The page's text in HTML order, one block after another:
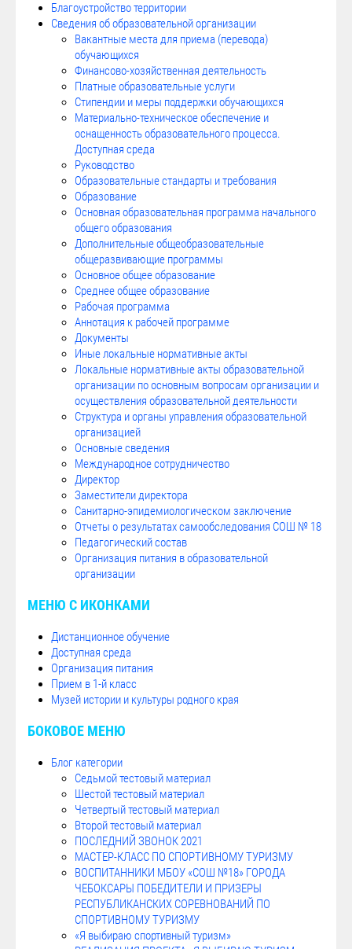
Благоустройство территории
Сведения об образовательной организации
Вакантные места для приема (перевода)
обучающихся
Финансово-хозяйственная деятельность
Платные образовательные услуги
Стипендии и меры поддержки обучающихся
Материально-техническое обеспечение и
оснащенность образовательного процесса.
Доступная среда
Руководство
Образовательные стандарты и требования
Образование
Основная образовательная программа начального
общего образования
Дополнительные общеобразовательные
общеразвивающие программы
Основное общее образование
Среднее общее образование
Рабочая программа
Аннотация к рабочей программе
Документы
Иные локальные нормативные акты
Локальные нормативные акты образовательной
организации по основным вопросам организации и
осуществления образовательной деятельности
Структура и органы управления образовательной
организацией
Основные сведения
Международное сотрудничество
Директор
Заместители директора
Санитарно-эпидемиологическом заключение
Отчеты о результатах самообследования СОШ № 18
Педагогический состав
Организация питания в образовательной
организации
МЕНЮ С ИКОНКАМИ
Дистанционное обучение
Доступная среда
Организация питания
Прием в 1-й класс
Музей истории и культуры родного края
БОКОВОЕ МЕНЮ
Блог категории
Седьмой тестовый материал
Шестой тестовый материал
Четвертый тестовый материал
Второй тестовый материал
ПОСЛЕДНИЙ ЗВОНОК 2021
МАСТЕР-КЛАСС ПО СПОРТИВНОМУ ТУРИЗМУ
ВОСПИТАННИКИ МБОУ «СОШ №18» ГОРОДА
ЧЕБОКСАРЫ ПОБЕДИТЕЛИ И ПРИЗЕРЫ
РЕСПУБЛИКАНСКИХ СОРЕВНОВАНИЙ ПО
СПОРТИВНОМУ ТУРИЗМУ
«Я выбираю спортивный туризм»